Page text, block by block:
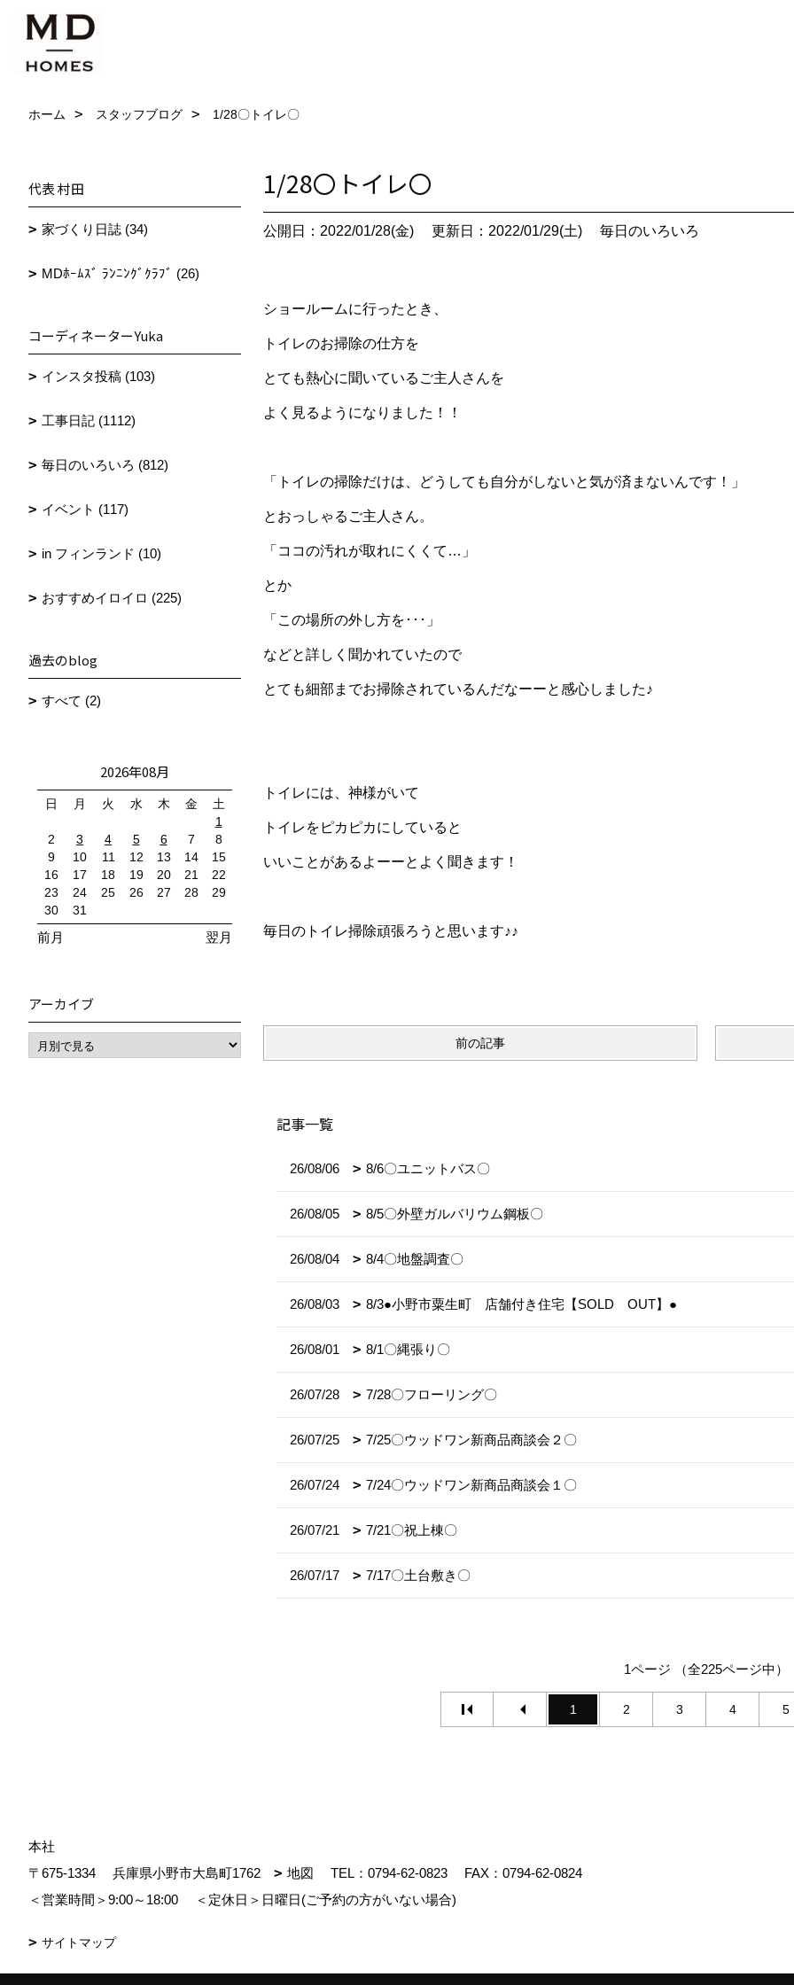
ホーム スタッフブログ 1/28〇トイレ〇
1/28〇トイレ〇
公開日：2022/01/28(金) 更新日：2022/01/29(土) 毎日のいろいろ
ショールームに行ったとき、
トイレのお掃除の仕方を
とても熱心に聞いているご主人さんを
よく見るようになりました！！
「トイレの掃除だけは、どうしても自分がしないと気が済まないんです！」
とおっしゃるご主人さん。
「ココの汚れが取れにくくて…」
とか
「この場所の外し方を･･･」
などと詳しく聞かれていたので
とても細部までお掃除されているんだなーーと感心しました♪
トイレには、神様がいて
トイレをピカピカにしていると
いいことがあるよーーとよく聞きます！
毎日のトイレ掃除頑張ろうと思います♪♪
前の記事
記事一覧
26/08/06 8/6〇ユニットバス〇
26/08/05 8/5〇外壁ガルバリウム鋼板〇
26/08/04 8/4〇地盤調査〇
26/08/03 8/3●小野市粟生町 店舗付き住宅【SOLD OUT】●
26/08/01 8/1〇縄張り〇
26/07/28 7/28〇フローリング〇
26/07/25 7/25〇ウッドワン新商品商談会２〇
26/07/24 7/24〇ウッドワン新商品商談会１〇
26/07/21 7/21〇祝上棟〇
26/07/17 7/17〇土台敷き〇
1ページ （全225ページ中）
1 2 3 4 5
代表 村田
家づくり日誌 (34)
MDﾎｰﾑｽﾞ ﾗﾝﾆﾝｸﾞｸﾗﾌﾞ (26)
コーディネーターYuka
インスタ投稿 (103)
工事日記 (1112)
毎日のいろいろ (812)
イベント (117)
in フィンランド (10)
おすすめイロイロ (225)
過去のblog
すべて (2)
2026年08月
日 月 火 水 木 金
土
1
2
3 4 5 6 7
8
9
10 11 12 13 14
15
16
17 18 19 20 21
22
23
24 25 26 27 28
29
30
31
前月 翌月
アーカイブ
本社
〒675-1334
兵庫県小野市大島町1762 地図 TEL： 0794-62-0823
FAX：0794-62-0824
＜営業時間＞9:00～18:00
＜定休日＞日曜日(ご予約の方がいない場合)
サイトマップ